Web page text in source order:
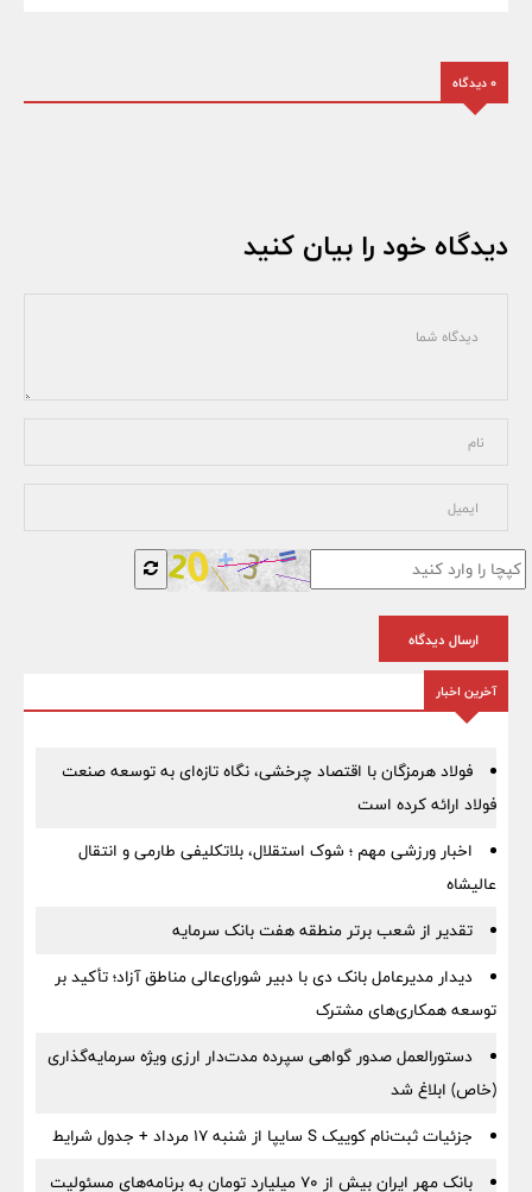
0 دیدگاه
دیدگاه خود را بیان کنید
ارسال دیدگاه
آخرین اخبار
فولاد هرمزگان با اقتصاد چرخشی، نگاه تازه‌ای به توسعه صنعت
فولاد ارائه کرده است
اخبار ورزشی مهم ؛ شوک استقلال، بلاتکلیفی طارمی و انتقال
عالیشاه
تقدیر از شعب برتر منطقه هفت بانک سرمایه
دیدار مدیرعامل بانک دی با دبیر شورای‌عالی مناطق آزاد؛ تأکید بر
توسعه همکاری‌های مشترک
دستورالعمل صدور گواهی سپرده مدت‌دار ارزی ویژه سرمایه‌گذاری
(خاص) ابلاغ شد
جزئیات ثبت‌نام کوییک S سایپا از شنبه ۱۷ مرداد + جدول شرایط
بانک مهر ایران بیش از ۷۰ میلیارد تومان به برنامه‌های مسئولیت